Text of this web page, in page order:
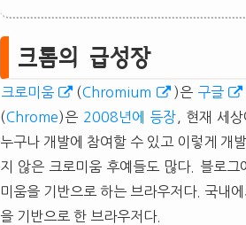
크롬의 급성장
크로미움 (Chromium )은 구글
(Chrome)은 2008년에 등장 , 현재 세
누구나 개발에 참여할 수 있고 이렇게 개
지 않은 크로미움 후예들도 많다. 블로그
미움을 기반으로 하는 브라우저다. 국내
을 기반으로 한 브라우저다.